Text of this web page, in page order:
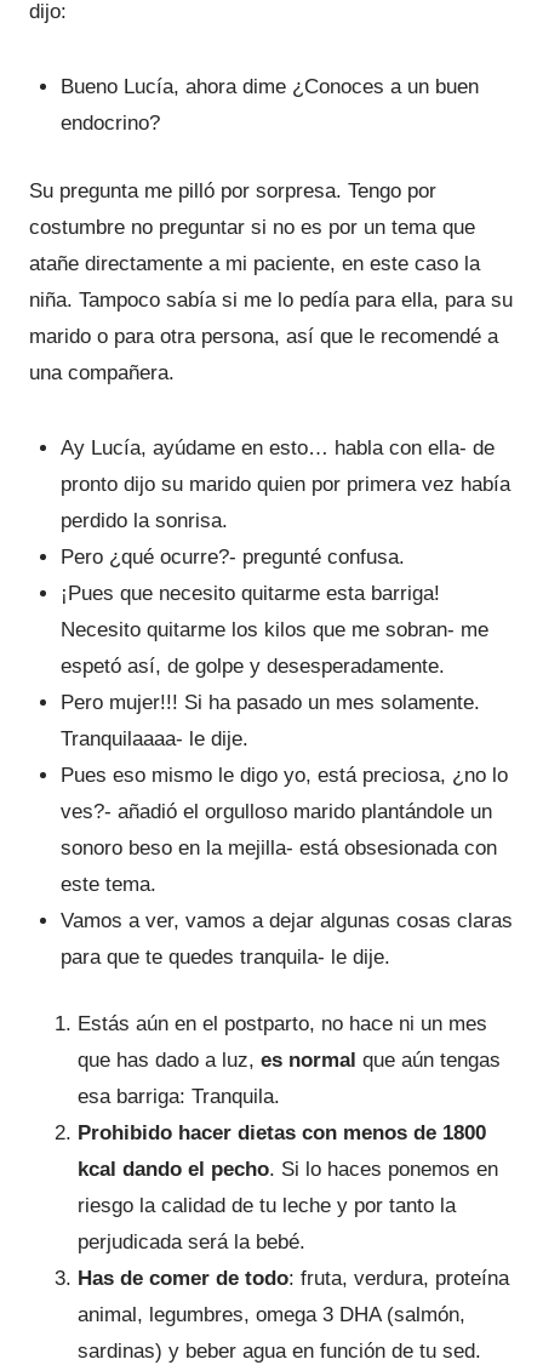
dijo:
Bueno Lucía, ahora dime ¿Conoces a un buen
endocrino?
Su pregunta me pilló por sorpresa. Tengo por
costumbre no preguntar si no es por un tema que
atañe directamente a mi paciente, en este caso la
niña. Tampoco sabía si me lo pedía para ella, para su
marido o para otra persona, así que le recomendé a
una compañera.
Ay Lucía, ayúdame en esto… habla con ella- de
pronto dijo su marido quien por primera vez había
perdido la sonrisa.
Pero ¿qué ocurre?- pregunté confusa.
¡Pues que necesito quitarme esta barriga!
Necesito quitarme los kilos que me sobran- me
espetó así, de golpe y desesperadamente.
Pero mujer!!! Si ha pasado un mes solamente.
Tranquilaaaa- le dije.
Pues eso mismo le digo yo, está preciosa, ¿no lo
ves?- añadió el orgulloso marido plantándole un
sonoro beso en la mejilla- está obsesionada con
este tema.
Vamos a ver, vamos a dejar algunas cosas claras
para que te quedes tranquila- le dije.
Estás aún en el postparto, no hace ni un mes
que has dado a luz, es normal que aún tengas
esa barriga: Tranquila.
Prohibido hacer dietas con menos de 1800
kcal dando el pecho. Si lo haces ponemos en
riesgo la calidad de tu leche y por tanto la
perjudicada será la bebé.
Has de comer de todo: fruta, verdura, proteína
animal, legumbres, omega 3 DHA (salmón,
sardinas) y beber agua en función de tu sed.